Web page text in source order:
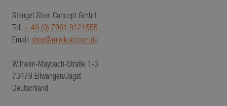
Stengel Steel Concept GmbH
Tel. + 49 (0) 7961 9121555
Email: shop@minikuechen.de
Wilhelm-Maybach-Straße 1-3
73479 Ellwangen/Jagst
Deutschland